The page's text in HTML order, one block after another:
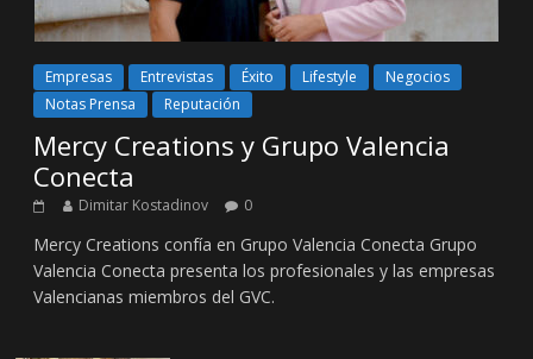
Empresas Entrevistas Éxito Lifestyle
Negocios
Notas Prensa
Reputación
Mercy Creations y Grupo Valencia
Conecta
Dimitar Kostadinov 0
Mercy Creations confía en Grupo Valencia Conecta Grupo
Valencia Conecta presenta los profesionales y las empresas
Valencianas miembros del GVC.